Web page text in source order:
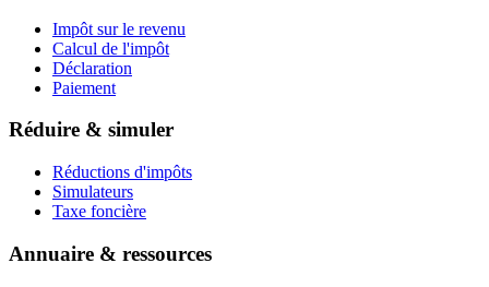
Impôt sur le revenu
Calcul de l'impôt
Déclaration
Paiement
Réduire & simuler
Réductions d'impôts
Simulateurs
Taxe foncière
Annuaire & ressources